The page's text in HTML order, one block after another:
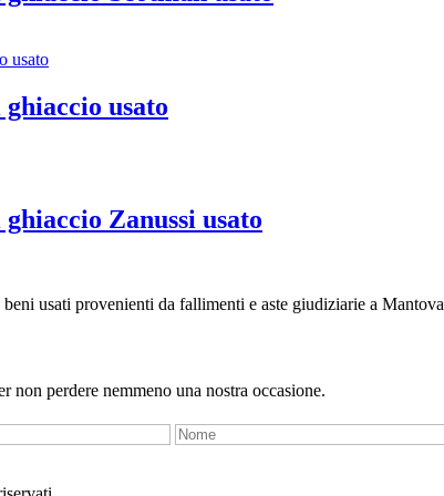
usato
Zanussi usato
usati provenienti da fallimenti e aste giudiziarie a Mantova
non perdere nemmeno una nostra occasione.